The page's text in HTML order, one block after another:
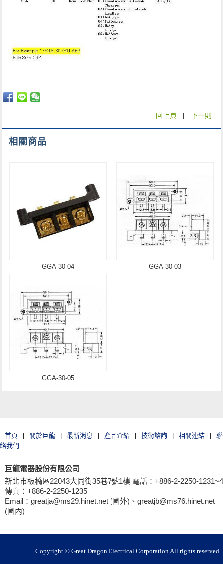
回上頁 | 下一則
相關商品
GGA-30-04 GGA-30-03
GGA-30-05
首頁 關於巨龍 最新消息 產品介紹 技術諮詢 相關連結
聯
絡我們
巨龍電器股份有限公司
新北市板橋區22043大同街35巷7號1樓 電話：+886-2-2250-1231~4
傳真：+886-2-2250-1235
Email：greatja@ms29.hinet.net (國外)、greatjb@ms76.hinet.net
(國內)
Copyright © Great Dragon Electrical Corporation All rights reserved.